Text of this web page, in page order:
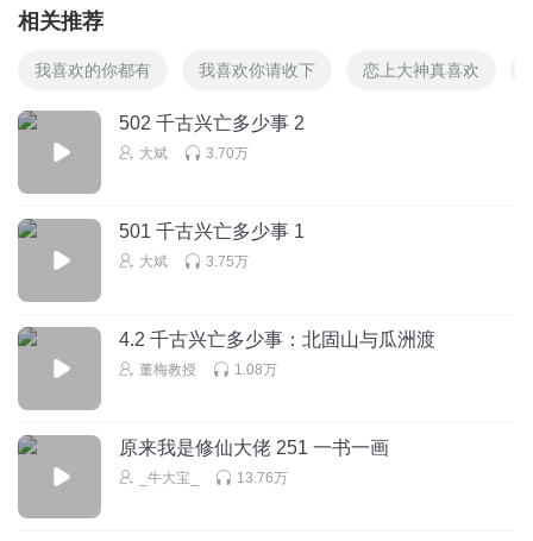
相关推荐
我喜欢的你都有 我喜欢你请收下 恋上大神真喜欢
502 千古兴亡多少事 2
大斌 3.70万
501 千古兴亡多少事 1
大斌 3.75万
4.2 千古兴亡多少事：北固山与瓜洲渡
董梅教授 1.08万
原来我是修仙大佬 251 一书一画
_牛大宝_ 13.76万